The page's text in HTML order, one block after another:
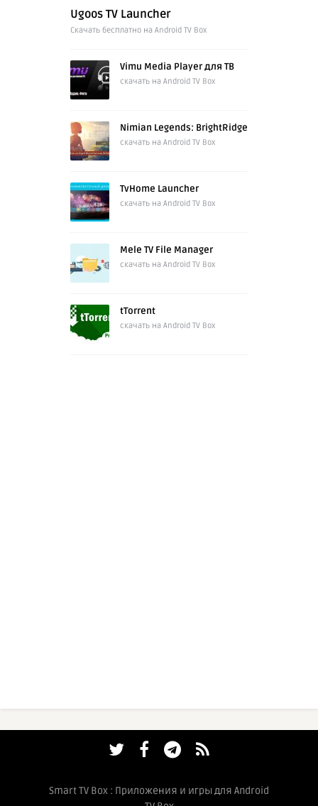
Ugoos TV Launcher
Cкачать бесплатно на Android TV Box
Vimu Media Player для ТВ
скачать на Android TV Box
Nimian Legends: BrightRidge
скачать на Android TV Box
TvHome Launcher
скачать на Android TV Box
Mele TV File Manager
скачать на Android TV Box
tTorrent
скачать на Android TV Box
Smart TV Box : Приложения и игры для Android